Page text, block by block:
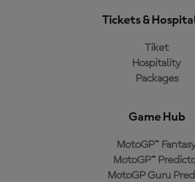
Tickets &
Tiket
Hospitality
Packages
Game Hub
MotoGP™
MotoGP™
MotoGP Guru